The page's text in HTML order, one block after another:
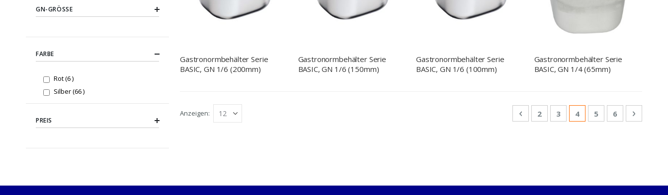
Gastronormbehälter Serie
BASIC, GN 1/6 (200mm)
Gastronormbehälter Serie
BASIC, GN 1/6 (150mm)
Gastronormbehälter Serie
BASIC, GN 1/6 (100mm)
Gastronormbehälter Serie
BASIC, GN 1/4 (65mm)
Seite
ZurückSeite
2 Seite
3 Sie lesen gerade Seite
4 Seite
5 Seite
6 Seite
Weiter
Anzeigen
GN-GRÖSSE
FARBE
Rot 6items
Silber 66items
PREIS